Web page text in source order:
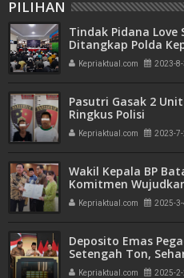
PILIHAN
Tindak Pidana Love
Ditangkap Polda
Kepriaktual.com 2023-8-
Pasutri Gasak 2
Ringkus Polisi
Kepriaktual.com 2023-
Wakil Kepala BP
Komitmen
Transparan dan
Kepriaktual.com 2025-3-
Deposito Emas
Setengah Ton,
Bank Emas
Kepriaktual.com 2025-